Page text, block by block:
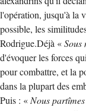
l'opération, jusqu'à la
possible, les
Rodrigue.Déjà «Sous
d'évoquer les forces
pour combattre, et la
dans la plupart des
Puis : «Nous